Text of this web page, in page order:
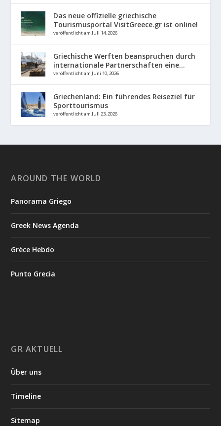
Das neue offizielle griechische
Tourismusportal VisitGreece.gr ist online!
veröffentlicht am Juli 14, 2026
Griechische Werften beanspruchen durch
internationale Partnerschaften eine...
veröffentlicht am Juni 10, 2026
Griechenland: Ein führendes Reiseziel für
Sporttourismus
veröffentlicht am Juli 23, 2026
AROUND THE WORLD
Panorama Griego
Greek News Agenda
Grèce Hebdo
Punto Grecia
GR AKTUELL
Über uns
Timeline
Sitemap